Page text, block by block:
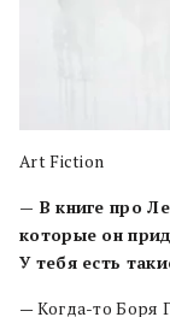
Art Fiction
— В книге про
которые он
У тебя есть
— Когда-то Боря